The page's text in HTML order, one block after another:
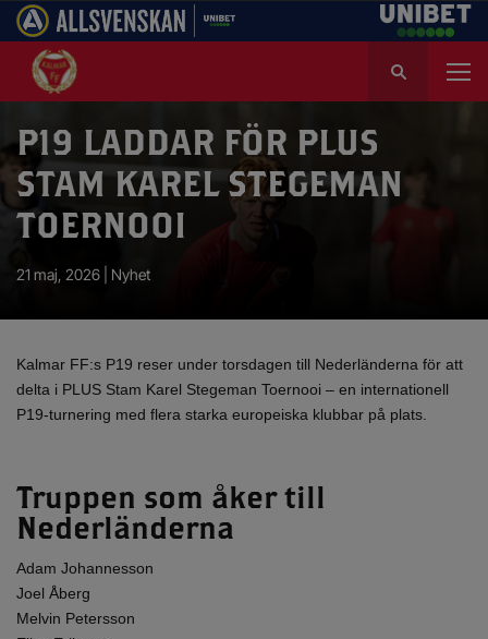
k
P19 LADDAR FÖR PLUS
STAM KAREL STEGEMAN
TOERNOOI
21 maj, 2026 | Nyhet
Kalmar FF:s P19 reser under torsdagen till Nederländerna för att
delta i PLUS Stam Karel Stegeman Toernooi – en internationell
P19-turnering med flera starka europeiska klubbar på plats.
Truppen som åker till
Nederländerna
Adam Johannesson
Joel Åberg
Melvin Petersson